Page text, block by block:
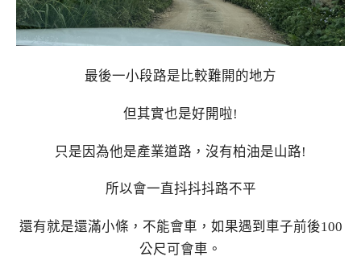
最後一小段路是比較難開的地方
但其實也是好開啦!
只是因為他是產業道路，沒有柏油是山路!
所以會一直抖抖抖路不平
還有就是還滿小條，不能會車，如果遇到車子前後100
公尺可會車。